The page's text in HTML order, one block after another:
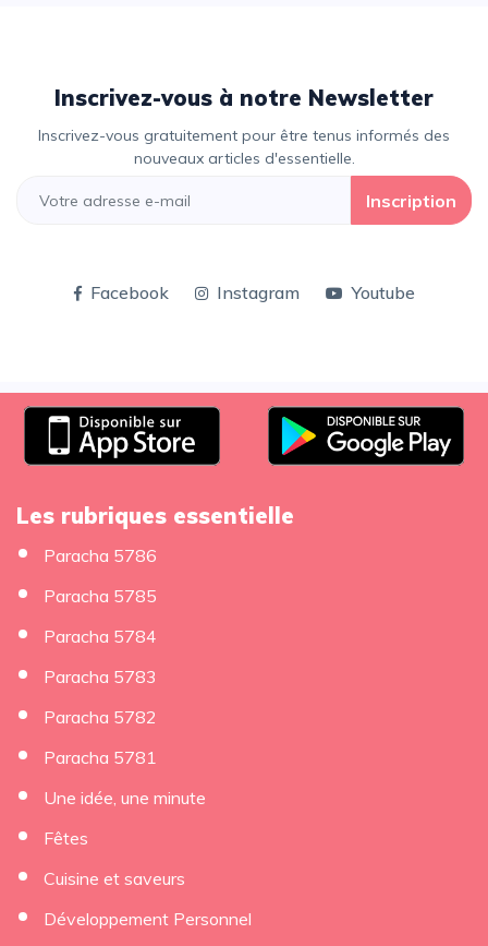
Inscrivez-vous à notre Newsletter
Inscrivez-vous gratuitement pour être tenus informés des
nouveaux articles d'essentielle.
Inscription
Facebook Instagram Youtube
Les rubriques essentielle
Paracha 5786
Paracha 5785
Paracha 5784
Paracha 5783
Paracha 5782
Paracha 5781
Une idée, une minute
Fêtes
Cuisine et saveurs
Développement Personnel